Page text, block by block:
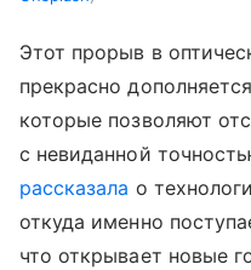
Этот прорыв в
прекрасно
которые позволяют
с невиданной
рассказала о
откуда именно
что открывает новые